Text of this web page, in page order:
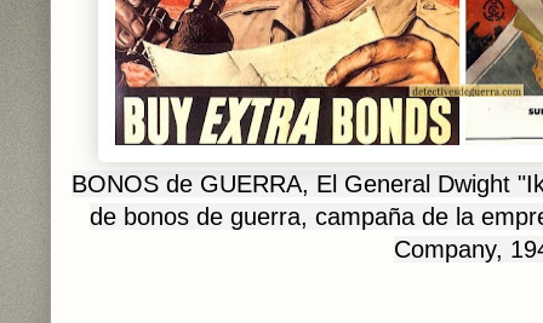
BONOS de GUERRA, El General Dwight
de bonos de guerra, campaña de la
Company,